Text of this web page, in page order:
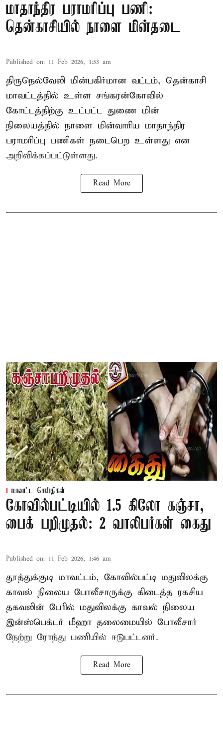
மாதாந்திர பராமரிப்பு பணி:
தென்காசியில் நாளை மின்தடை
Published on: 11 Feb 2026, 1:53 am
திருநெல்வேலி மின்பகிர்மான வட்டம், தென்காசி
மாவட்டத்தில் உள்ள சங்கரன்கோவில்
கோட்டத்திற்கு உட்பட்ட துணை மின்
நிலையத்தில் நாளை மின்வாரிய மாதாந்திர
பராமரிப்பு பணிகள் நடைபெற உள்ளது என
அறிவிக்கப்பட்டுள்ளது.
Read More
மாவட்ட செய்திகள்
கோவில்பட்டியில் 1.5 கிலோ கஞ்சா,
பைக் பறிமுதல்: 2 வாலிபர்கள் கைது
Published on: 11 Feb 2026, 1:46 am
தூத்துக்குடி மாவட்டம், கோவில்பட்டி மதுவிலக்கு
காவல் நிலைய போலீசாருக்கு கிடைத்த ரகசிய
தகவலின் பேரில் மதுவிலக்கு காவல் நிலைய
இன்ஸ்பெக்டர் மீஹா தலைமையில் போலீசார்
நேற்று ரோந்து பணியில் ஈடுபட்டனர்.
Read More